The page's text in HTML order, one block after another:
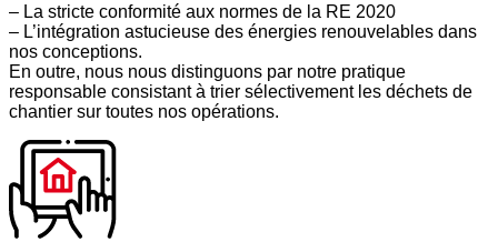
– La stricte conformité aux normes de la RE 2020
– L’intégration astucieuse des énergies renouvelables dans
nos conceptions.
En outre, nous nous distinguons par notre pratique
responsable consistant à trier sélectivement les déchets de
chantier sur toutes nos opérations.